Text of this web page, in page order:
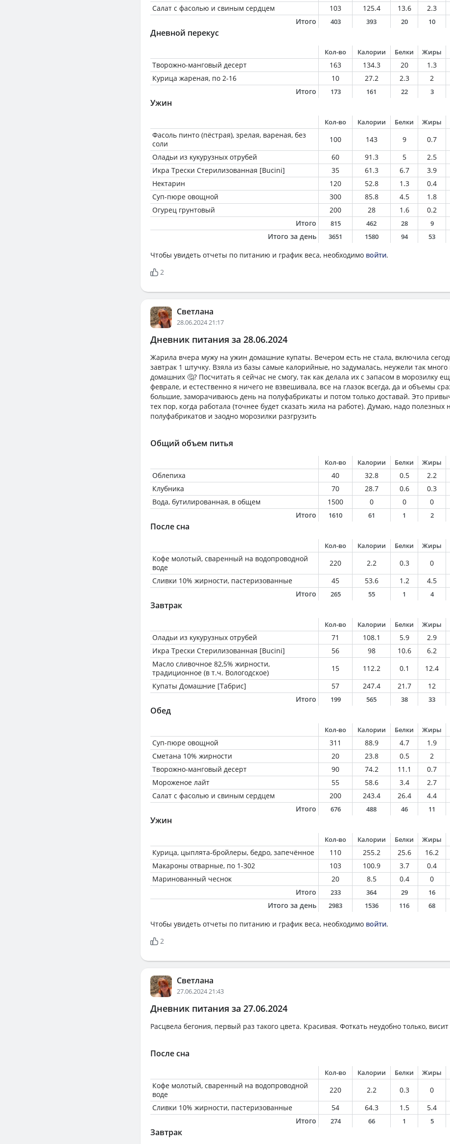
Салат с фасолью и свиным сердцем
103 125.4 13.6 2.3
Итого
403 393 20 10
Дневной перекус
Кол-во Калории Белки Жиры
Творожно-манговый десерт 163 134.3 20 1.3
Курица жареная, по 2-16
10 27.2 2.3 2
Итого
173 161 22 3
Ужин
Кол-во Калории Белки Жиры
Фасоль пинто (пёстрая), зрелая, вареная, без
соли
100 143 9 0.7
Оладьи из кукурузных отрубей
60 91.3 5 2.5
Икра Трески Стерилизованная [Bucini]
35 61.3 6.7 3.9
Нектарин
120 52.8 1.3 0.4
Суп-пюре овощной
300 85.8 4.5 1.8
Огурец грунтовый
200 28 1.6 0.2
Итого
815 462 28 9
Итого за день 3651 1580 94 53
Чтобы увидеть отчеты по питанию и график веса, необходимо войти.
2
Светлана
28.06.2024 21:17
Дневник питания за 28.06.2024
Жарила вчера мужу на ужин домашние купаты. Вечером есть не стала, включила
завтрак 1 штучку. Взяла из базы самые калорийные, но задумалась, неужели так
домашних 🤔? Посчитать я сейчас не смогу, так как делала их с запасом в морозилку
феврале, и естественно я ничего не взвешивала, все на глазок всегда, да и объемы
большие, заморачиваюсь день на полуфабрикаты и потом только доставай. Это
тех пор, когда работала (точнее будет сказать жила на работе). Думаю, надо полезных
полуфабрикатов и заодно морозилки разгрузить
Общий объем питья
Кол-во Калории Белки Жиры
Облепиха 40 32.8 0.5 2.2
Клубника
70 28.7 0.6 0.3
Вода, бутилированная, в общем
1500 0 0 0
Итого
1610 61 1 2
После сна
Кол-во Калории Белки Жиры
Кофе молотый, сваренный на водопроводной
воде
220 2.2 0.3 0
Сливки 10% жирности, пастеризованные
45 53.6 1.2 4.5
Итого
265 55 1 4
Завтрак
Кол-во Калории Белки Жиры
Оладьи из кукурузных отрубей 71 108.1 5.9 2.9
Икра Трески Стерилизованная [Bucini]
56 98 10.6 6.2
Масло сливочное 82,5% жирности,
традиционное (в т.ч. Вологодское)
15 112.2 0.1 12.4
Купаты Домашние [Табрис]
57 247.4 21.7 12
Итого
199 565 38 33
Обед
Кол-во Калории Белки Жиры
Суп-пюре овощной 311 88.9 4.7 1.9
Сметана 10% жирности
20 23.8 0.5 2
Творожно-манговый десерт
90 74.2 11.1 0.7
Мороженое лайт
55 58.6 3.4 2.7
Салат с фасолью и свиным сердцем
200 243.4 26.4 4.4
Итого
676 488 46 11
Ужин
Кол-во Калории Белки Жиры
Курица, цыплята-бройлеры, бедро, запечённое 110 255.2 25.6 16.2
Макароны отварные, по 1-302
103 100.9 3.7 0.4
Маринованный чеснок
20 8.5 0.4 0
Итого
233 364 29 16
Итого за день 2983 1536 116 68
Чтобы увидеть отчеты по питанию и график веса, необходимо войти.
2
Светлана
27.06.2024 21:43
Дневник питания за 27.06.2024
Расцвела бегония, первый раз такого цвета. Красивая. Фоткать неудобно только,
После сна
Кол-во Калории Белки Жиры
Кофе молотый, сваренный на водопроводной
воде
220 2.2 0.3 0
Сливки 10% жирности, пастеризованные
54 64.3 1.5 5.4
Итого
274 66 1 5
Завтрак